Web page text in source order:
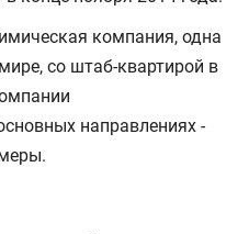
компания, одна
со штаб-квартирой в
направлениях -